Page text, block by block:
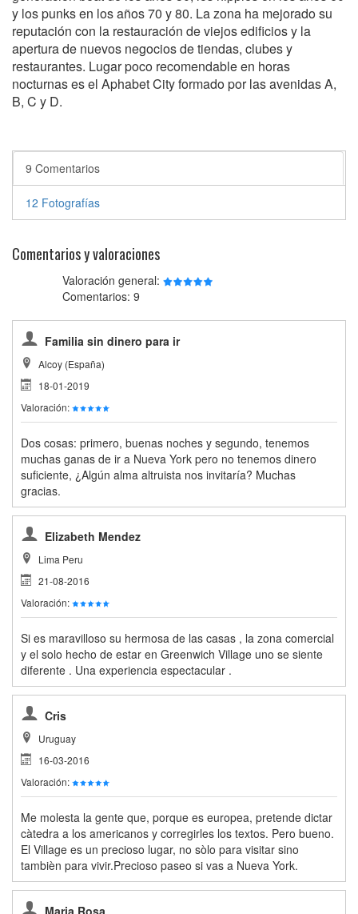
y los punks en los años 70 y 80. La zona ha mejorado su
reputación con la restauración de viejos edificios y la
apertura de nuevos negocios de tiendas, clubes y
restaurantes. Lugar poco recomendable en horas
nocturnas es el Aphabet City formado por las avenidas A,
B, C y D.
9 Comentarios
12 Fotografías
Comentarios y valoraciones
Valoración general:
Comentarios: 9
Familia sin dinero para ir
Alcoy (España)
18-01-2019
Valoración:
Dos cosas: primero, buenas noches y segundo, tenemos
muchas ganas de ir a Nueva York pero no tenemos dinero
suficiente, ¿Algún alma altruista nos invitaría? Muchas
gracias.
Elizabeth Mendez
Lima Peru
21-08-2016
Valoración:
Si es maravilloso su hermosa de las casas , la zona comercial
y el solo hecho de estar en Greenwich Village uno se siente
diferente . Una experiencia espectacular .
Cris
Uruguay
16-03-2016
Valoración:
Me molesta la gente que, porque es europea, pretende dictar
càtedra a los americanos y corregirles los textos. Pero bueno.
El Village es un precioso lugar, no sòlo para visitar sino
tambièn para vivir.Precioso paseo si vas a Nueva York.
Maria Rosa